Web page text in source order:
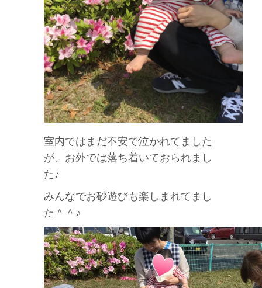
室内ではまだ不安で泣かれてました
が、お外では落ち着いておられまし
た♪
みんなでお砂遊びも楽しまれてまし
た＾＾♪